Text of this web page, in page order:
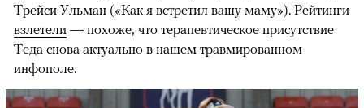
Трейси Ульман («Как я встретил вашу маму»). Рейтинги
взлетели — похоже, что терапевтическое присутствие
Теда снова актуально в нашем травмированном
инфополе.